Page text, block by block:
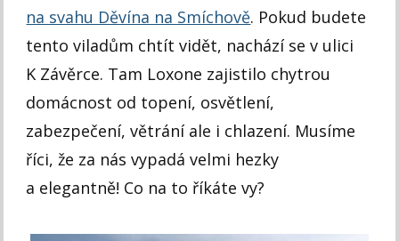
na svahu Děvína na Smíchově. Pokud budete
tento viladům chtít vidět, nachází se v ulici
K Závěrce. Tam Loxone zajistilo chytrou
domácnost od topení, osvětlení,
zabezpečení, větrání ale i chlazení. Musíme
říci, že za nás vypadá velmi hezky
a elegantně! Co na to říkáte vy?